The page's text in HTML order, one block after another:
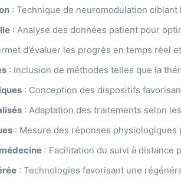
: Technique de neuromodulation
: Analyse des données patient pour
d’évaluer les progrès en temps réel
: Inclusion de méthodes telles que la
: Conception des dispositifs
: Adaptation des traitements selon
: Mesure des réponses
: Facilitation du suivi à distance
: Technologies favorisant une